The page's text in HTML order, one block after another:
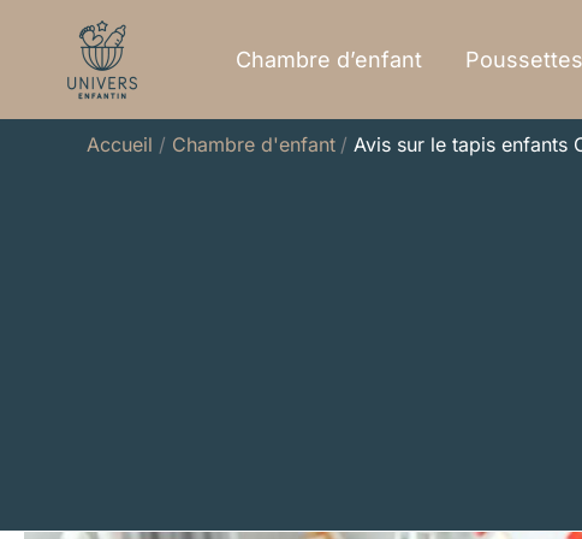
contenu
Chambre d’enfant Poussettes
Accueil Chambre d'enfant Avis sur le tapis enfants